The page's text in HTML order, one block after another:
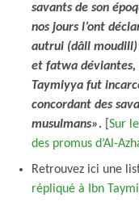
savants de son
nos jours l’ont
autrui (dâll moudill)
et fatwa déviantes,
Taymiyya fut
concordant des
musulmans».
Sur
des promus d’Al-
Retrouvez ici une
répliqué à Ibn